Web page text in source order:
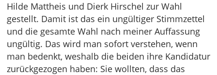
Hilde Mattheis und Dierk Hirschel zur Wahl
gestellt. Damit ist das ein ungültiger Stimmzettel
und die gesamte Wahl nach meiner Auffassung
ungültig. Das wird man sofort verstehen, wenn
man bedenkt, weshalb die beiden ihre Kandidatur
zurückgezogen haben: Sie wollten, dass das